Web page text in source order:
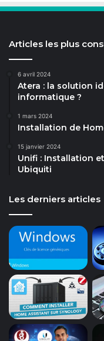
Articles les plus
6 avril 2024
Atera : la solution
informatique ?
1 mars 2024
Installation de
15 janvier 2024
Unifi : Installation
Ubiquiti
Les derniers articles